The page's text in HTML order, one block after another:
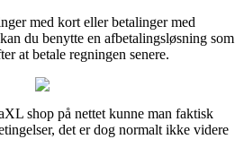
med kort eller betalinger med
du benytte en afbetalingsløsning som
at betale regningen senere.
shop på nettet kunne man faktisk
det er dog normalt ikke videre